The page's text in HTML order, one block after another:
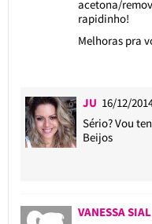
acetona/
rapidinho!
Melhoras pra
JU 16/12/
Sério? Vou
Beijos
VANESSA SIAL